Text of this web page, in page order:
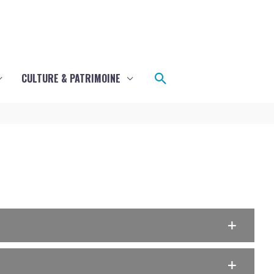
CULTURE & PATRIMOINE Rechercher